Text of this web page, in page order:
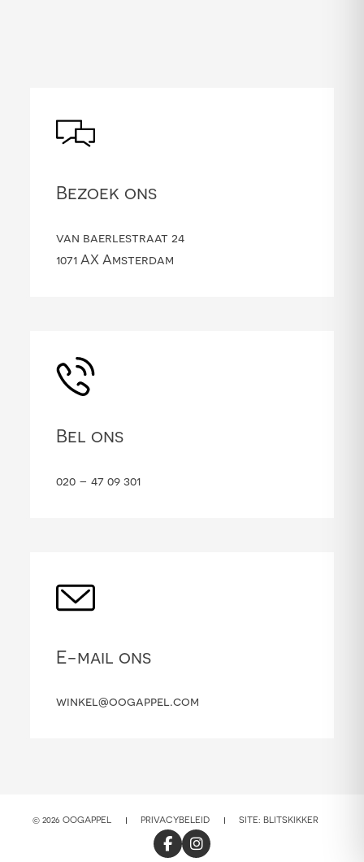
Bezoek ons
van baerlestraat 24
1071 AX Amsterdam
Bel ons
020 – 47 09 301
E-mail ons
winkel@oogappel.com
© 2026 OOGAPPEL PRIVACYBELEID SITE: BLITSKIKKER